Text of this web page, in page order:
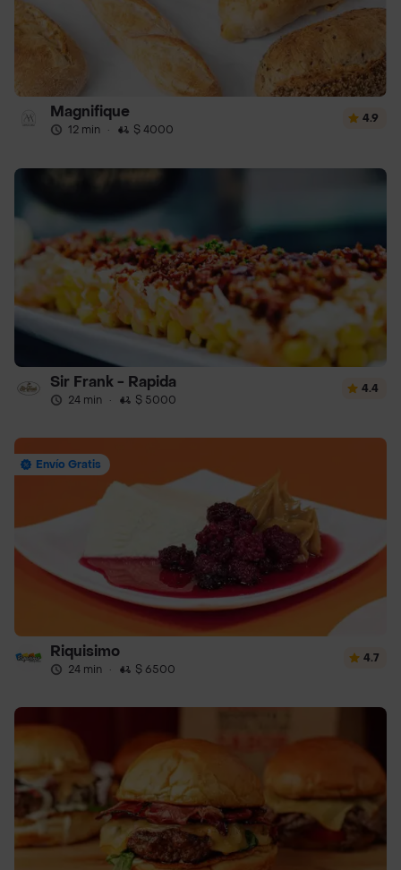
Magnifique
12 min · $ 4000
4.9
Sir Frank - Rapida
24 min · $ 5000
4.4
Envío Gratis
Riquisimo
24 min · $ 6500
4.7